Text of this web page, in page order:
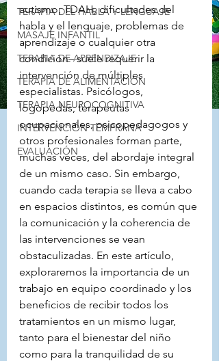
TERAPIA DEL HABLA Y LENGUAJE
MASAJE INFANTIL
TERAPIA DE APRENDIZAJE
TERAPIA DE ALIMENTACIÓN
TERAPIA NEUROCOGNITIVA
INTERVENCIÓN TEMPRANA
EVALUACIÓN
autismo, TDAH, dificultades del
habla y el lenguaje, problemas de
aprendizaje o cualquier otra
condición– suele requerir la
intervención de múltiples
especialistas. Psicólogos,
logopedas, terapeutas
ocupacionales, psicopedagogos y
otros profesionales forman parte,
muchas veces, del abordaje integral
de un mismo caso. Sin embargo,
cuando cada terapia se lleva a cabo
en espacios distintos, es común que
la comunicación y la coherencia de
las intervenciones se vean
obstaculizadas. En este artículo,
exploraremos la importancia de un
trabajo en equipo coordinado y los
beneficios de recibir todos los
tratamientos en un mismo lugar,
tanto para el bienestar del niño
como para la tranquilidad de su